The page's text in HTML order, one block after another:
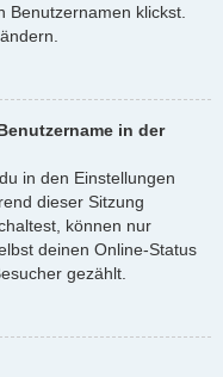
Benutzernamen klickst.
in der
in den Einstellungen
dieser Sitzung
können nur
deinen Online-Status
gezählt.